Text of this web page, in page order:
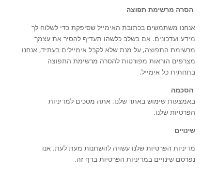
הסרה מרשימת תפוצה
אנחנו משתמשים בכתובת האימייל שסיפקת כדי לשלוח לך
מידע ועדכונים. אם בשלב כלשהו תעדיף להסיר את עצמך
מרשימת התפוצה, על מנת שלא לקבל אימיילים בעתיד, אנחנו
מצרפים הוראות מפורטות להסרה מרשימת התפוצה
בתחתית כל אימייל.
הסכמה
באמצעות שימוש באתר שלנו, אתה מסכים למדיניות
הפרטיות שלנו.
שינויים
מדיניות הפרטיות שלנו עשויה להשתנות מעת לעת. אנו
נפרסם שינויים במדיניות הפרטיות בדף זה.